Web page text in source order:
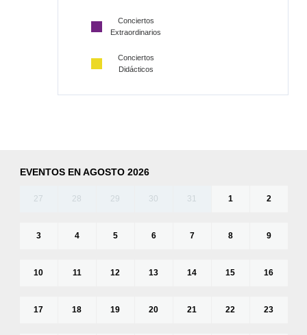
Conciertos
Extraordinarios
Conciertos
Didácticos
EVENTOS EN AGOSTO 2026
27 28 29 30 31 1 2
3 4 5 6 7 8 9
10 11 12 13 14 15 16
17 18 19 20 21 22 23